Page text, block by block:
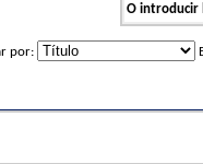
O introducir
por: